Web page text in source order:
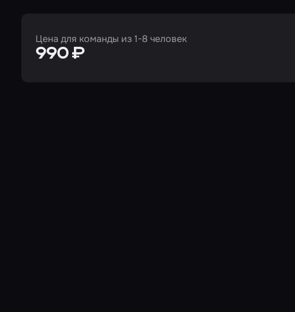
Цена для команды из 1-8 человек
990 ₽